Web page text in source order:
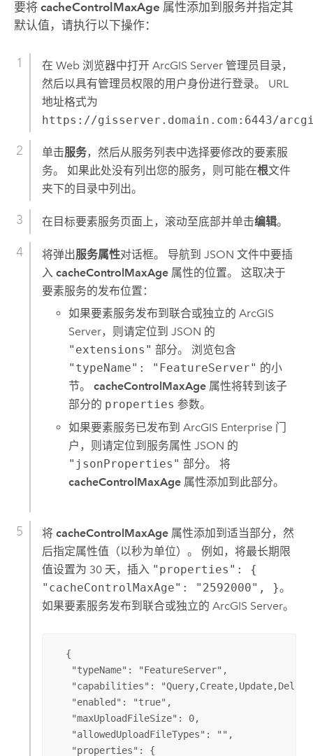
要将 cacheControlMaxAge 属性添加到服务并指定其
默认值，请执行以下操作：
在 Web 浏览器中打开 ArcGIS Server管理员目录，
然后以具有管理员权限的用户身份进行登录。 URL
地址格式为
https://gisserver.domain.com:6443/
单击服务，然后从服务列表中选择要修改的要素服
务。 如果此处没有列出您的服务，则可能在根文件
夹下的目录中列出。
在目标要素服务页面上，滚动至底部并单击编辑。
将弹出服务属性对话框。 导航到 JSON 文件中要插
入 cacheControlMaxAge属性的位置。 这取决于
要素服务的发布位置：
如果要素服务发布到联合或独立的ArcGIS
Server，则请定位到 JSON 的
"extensions" 部分。 浏览包含
"typeName": "FeatureServer" 的小
节。cacheControlMaxAge 属性将转到该子
部分的 properties 参数。
如果要素服务已发布到ArcGIS Enterprise 门
户，则请定位到服务属性 JSON 的
"jsonProperties" 部分。 将
cacheControlMaxAge 属性添加到此部分。
将 cacheControlMaxAge属性添加到适当部分，然
后指定属性值（以秒为单位）。 例如，将最长期限
值设置为 30 天，插入 "properties": {
"cacheControlMaxAge": "2592000", }。
如果要素服务发布到联合或独立的 ArcGIS Server。
  {
   "typeName": "FeatureServer",
"capabilities":
   "enabled": "true",
   "maxUploadFileSize": 0,
   "allowedUploadFileTypes": "",
   "properties": {